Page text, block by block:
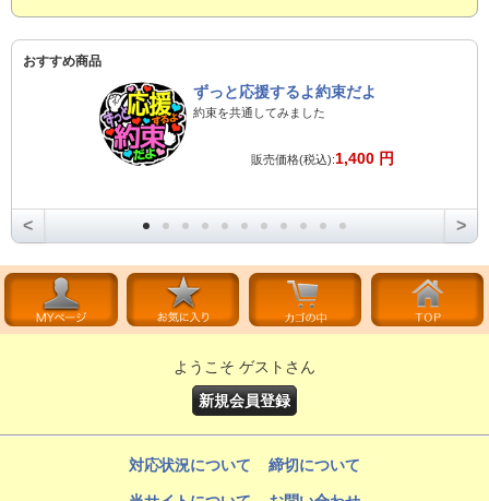
おすすめ商品
ずっと応援するよ約束だよ
約束を共通してみました
販売価格(税込):1,400 円
< >
ようこそ ゲストさん
新規会員登録
対応状況について 締切について